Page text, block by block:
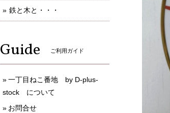
鉄と木と・・・
Guide ご利用ガイド
一丁目ねこ番地 by D-plus-
stock について
お問合せ